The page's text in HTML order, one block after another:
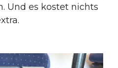
Und es kostet nichts